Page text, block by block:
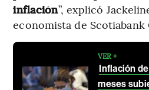
inflación”, explicó
economista de Scotiabank
VER +
Inflación
meses